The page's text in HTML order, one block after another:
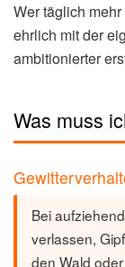
Wer täglich
ehrlich mit der
ambitionierter
Was muss
Bei
verlassen,
den Wald